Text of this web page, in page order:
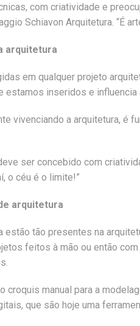
com criatividade e
Schiavon Arquitetura. “É
arquitetura
em qualquer projeto
estamos inseridos e
vivenciando a arquitetura, é
ser concebido com
o céu é o limite!”
arquitetura
estão tão presentes na
feitos à mão ou então
croquis manual para a
que são hoje uma